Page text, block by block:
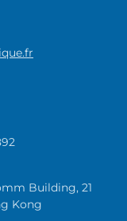
Building, 21
Kong